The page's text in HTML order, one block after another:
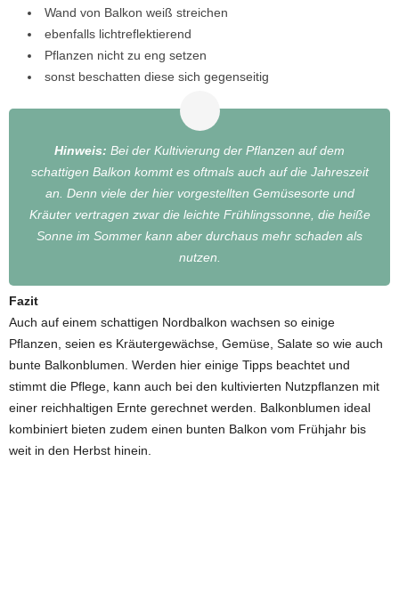
Wand von Balkon weiß streichen
ebenfalls lichtreflektierend
Pflanzen nicht zu eng setzen
sonst beschatten diese sich gegenseitig
Hinweis: Bei der Kultivierung der Pflanzen auf dem
schattigen Balkon kommt es oftmals auch auf die Jahreszeit
an. Denn viele der hier vorgestellten Gemüsesorte und
Kräuter vertragen zwar die leichte Frühlingssonne, die heiße
Sonne im Sommer kann aber durchaus mehr schaden als
nutzen.
Fazit
Auch auf einem schattigen Nordbalkon wachsen so einige
Pflanzen, seien es Kräutergewächse, Gemüse, Salate so wie auch
bunte Balkonblumen. Werden hier einige Tipps beachtet und
stimmt die Pflege, kann auch bei den kultivierten Nutzpflanzen mit
einer reichhaltigen Ernte gerechnet werden. Balkonblumen ideal
kombiniert bieten zudem einen bunten Balkon vom Frühjahr bis
weit in den Herbst hinein.